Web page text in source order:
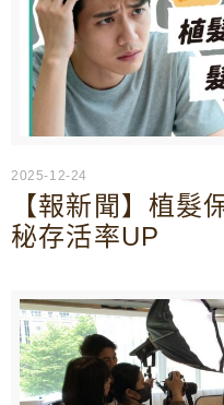
2025-12-24
【報新聞】植髮
秘存活率UP